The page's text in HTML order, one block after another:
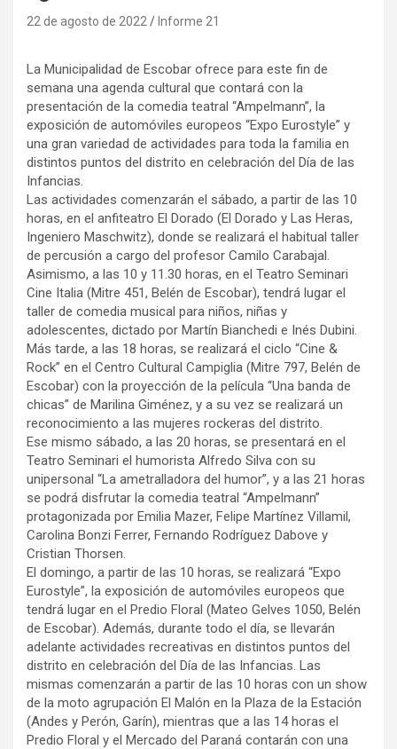
22 de agosto de 2022 Informe 21
La Municipalidad de Escobar ofrece para este fin de
semana una agenda cultural que contará con la
presentación de la comedia teatral “Ampelmann”, la
exposición de automóviles europeos “Expo Eurostyle” y
una gran variedad de actividades para toda la familia en
distintos puntos del distrito en celebración del Día de las
Infancias.
Las actividades comenzarán el sábado, a partir de las 10
horas, en el anfiteatro El Dorado (El Dorado y Las Heras,
Ingeniero Maschwitz), donde se realizará el habitual taller
de percusión a cargo del profesor Camilo Carabajal.
Asimismo, a las 10 y 11.30 horas, en el Teatro Seminari
Cine Italia (Mitre 451, Belén de Escobar), tendrá lugar el
taller de comedia musical para niños, niñas y
adolescentes, dictado por Martín Bianchedi e Inés Dubini.
Más tarde, a las 18 horas, se realizará el ciclo “Cine &
Rock” en el Centro Cultural Campiglia (Mitre 797, Belén de
Escobar) con la proyección de la película “Una banda de
chicas” de Marilina Giménez, y a su vez se realizará un
reconocimiento a las mujeres rockeras del distrito.
Ese mismo sábado, a las 20 horas, se presentará en el
Teatro Seminari el humorista Alfredo Silva con su
unipersonal “La ametralladora del humor”, y a las 21 horas
se podrá disfrutar la comedia teatral “Ampelmann”
protagonizada por Emilia Mazer, Felipe Martínez Villamil,
Carolina Bonzi Ferrer, Fernando Rodríguez Dabove y
Cristian Thorsen.
El domingo, a partir de las 10 horas, se realizará “Expo
Eurostyle”, la exposición de automóviles europeos que
tendrá lugar en el Predio Floral (Mateo Gelves 1050, Belén
de Escobar). Además, durante todo el día, se llevarán
adelante actividades recreativas en distintos puntos del
distrito en celebración del Día de las Infancias. Las
mismas comenzarán a partir de las 10 horas con un show
de la moto agrupación El Malón en la Plaza de la Estación
(Andes y Perón, Garín), mientras que a las 14 horas el
Predio Floral y el Mercado del Paraná contarán con una